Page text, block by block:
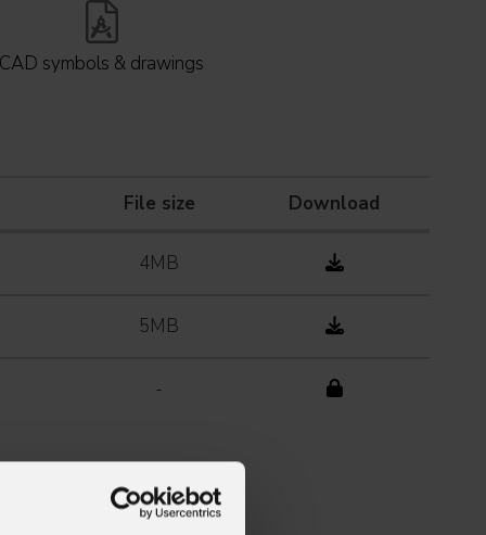
CAD symbols & drawings
File size Download
4MB
5MB
-